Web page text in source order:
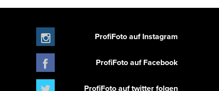
ProfiFoto auf Instagram
ProfiFoto auf Facebook
ProfiFoto auf twitter folgen